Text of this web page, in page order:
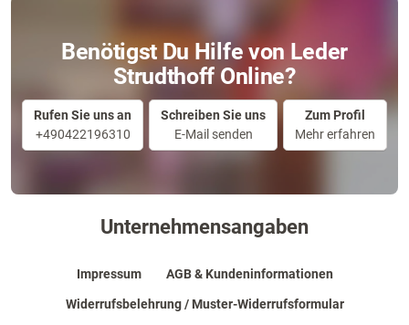
Benötigst Du Hilfe von Leder
Strudthoff Online?
Rufen Sie uns an
+490422196310
Schreiben Sie uns
E-Mail senden
Zum Profil
Mehr erfahren
Unternehmensangaben
Impressum AGB & Kundeninformationen
Widerrufsbelehrung / Muster-Widerrufsformular